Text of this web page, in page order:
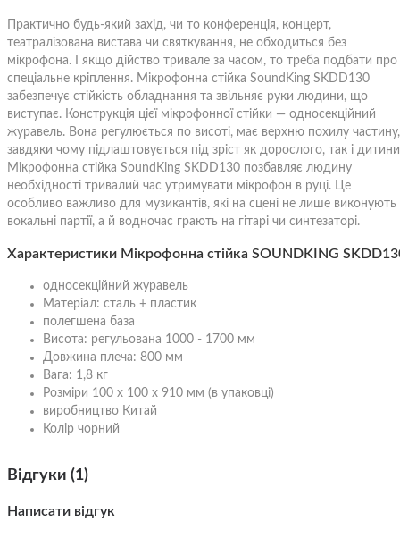
Практично будь-який захід, чи то конференція, концерт,
театралізована вистава чи святкування, не обходиться без
мікрофона. І якщо дійство тривале за часом, то треба подбати про
спеціальне кріплення. Мікрофонна стійка SoundKing SKDD130
забезпечує стійкість обладнання та звільняє руки людини, що
виступає. Конструкція цієї мікрофонної стійки — односекційний
журавель. Вона регулюється по висоті, має верхню похилу частину,
завдяки чому підлаштовується під зріст як дорослого, так і
Мікрофонна стійка SoundKing SKDD130 позбавляє людину
необхідності тривалий час утримувати мікрофон в руці. Це
особливо важливо для музикантів, які на сцені не лише виконують
вокальні партії, а й водночас грають на гітарі чи синтезаторі.
Характеристики Мікрофонна стійка SOUNDKING
односекційний журавель
Матеріал: сталь + пластик
полегшена база
Висота: регульована 1000 - 1700 мм
Довжина плеча: 800 мм
Вага: 1,8 кг
Розміри 100 x 100 x 910 мм (в упаковці)
виробництво Китай
Колір чорний
Відгуки (1)
Написати відгук